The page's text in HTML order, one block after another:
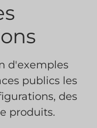
d'exemples
publics les
des
produits.